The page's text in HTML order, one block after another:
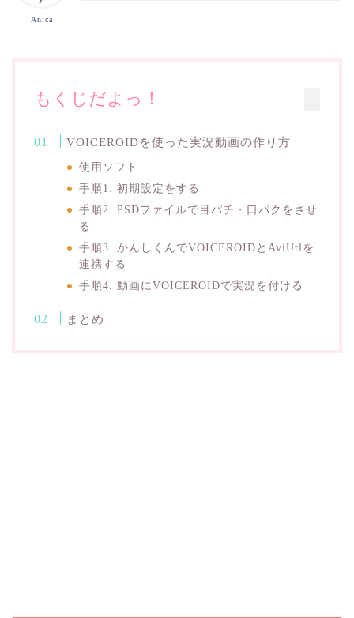
Anica
もくじだよっ！
VOICEROIDを使った実況動画の作り方
使用ソフト
手順1. 初期設定をする
手順2. PSDファイルで目パチ・口パクをさせ
る
手順3. かんしくんでVOICEROIDとAviUtlを
連携する
手順4. 動画にVOICEROIDで実況を付ける
まとめ